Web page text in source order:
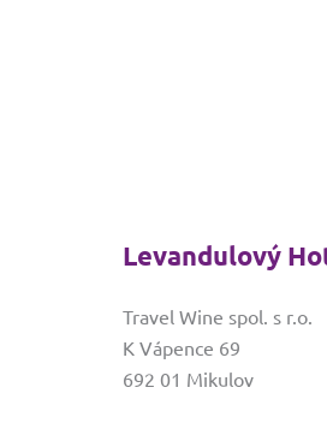
Levandulový
Travel Wine spol. s r.o.
K Vápence 69
692 01 Mikulov